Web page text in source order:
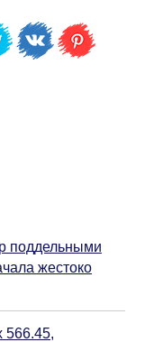
поддельными
жестоко
566.45,